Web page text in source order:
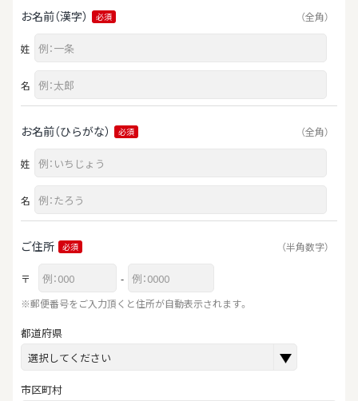
お名前（漢字） 必須 （全角）
姓
名
お名前（ひらがな） 必須 （全角）
姓
名
ご住所 必須 （半角数字）
〒
-
※郵便番号をご入力頂くと住所が自動表示されます。
都道府県
市区町村